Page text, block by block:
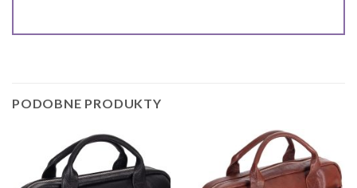
PODOBNE PRODUKTY